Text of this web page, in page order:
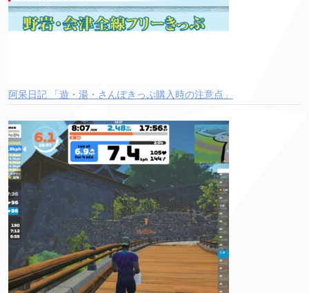
阿呆日記 「遊・湯・さんぽきっぷ購入時の注意点」